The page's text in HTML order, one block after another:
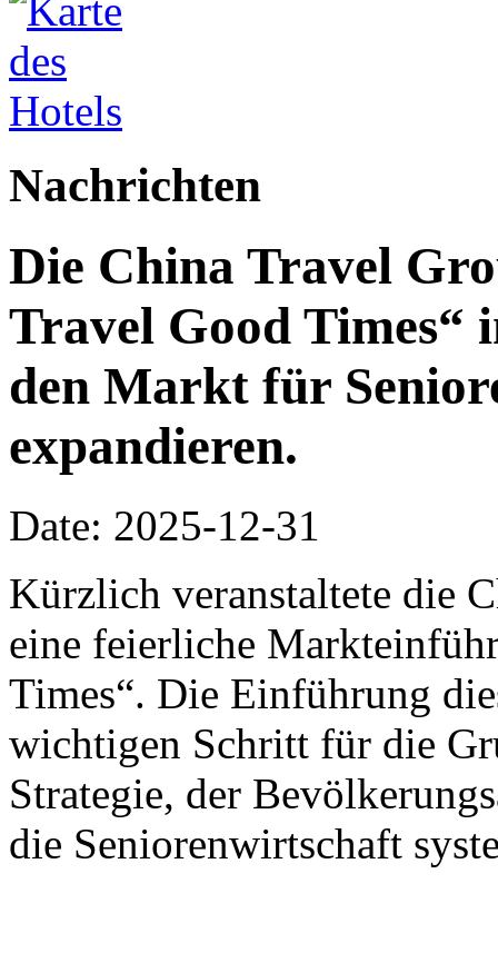
Nachrichten
Die China Travel
Travel Good Times“
den Markt für
expandieren.
Date: 2025-12-31
Kürzlich veranstaltete die
eine feierliche
Times“. Die Einführung
wichtigen Schritt für die
Strategie, der
die Seniorenwirtschaft